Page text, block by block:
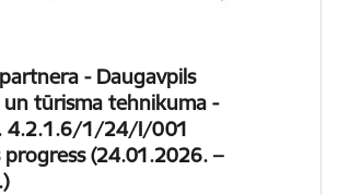
- Daugavpils
tūrisma tehnikuma -
4.2.1.6/1/24/I/001
progress (24.01.2026. –